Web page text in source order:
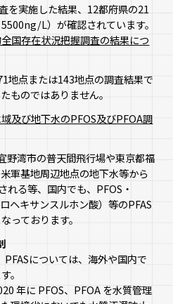
を実施した結果、12都府県の21
L）が確認されています。
国存在状況把握調査の結果につ
地点または143地点の調査結果で
ものではありません。
及び地下水のPFOS及びPFOA調
野湾市の普天間飛行場や東京都福
軍基地周辺地点の地下水等から
れる等、国内でも、PFOS・
ヘキサンスルホン酸）等のPFAS
っております。
については、海外や国内で
。
年に PFOS、PFOA を水質管理